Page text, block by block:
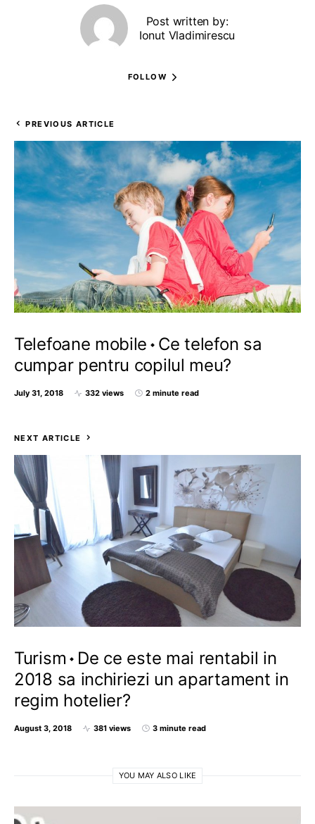
Post written by:
Ionut Vladimirescu
FOLLOW
PREVIOUS ARTICLE
Telefoane mobile
Ce telefon sa
cumpar pentru copilul meu?
July 31, 2018 332 views 2 minute read
NEXT ARTICLE
Turism
De ce este mai rentabil in
2018 sa inchiriezi un apartament in
regim hotelier?
August 3, 2018 381 views 3 minute read
YOU MAY ALSO LIKE